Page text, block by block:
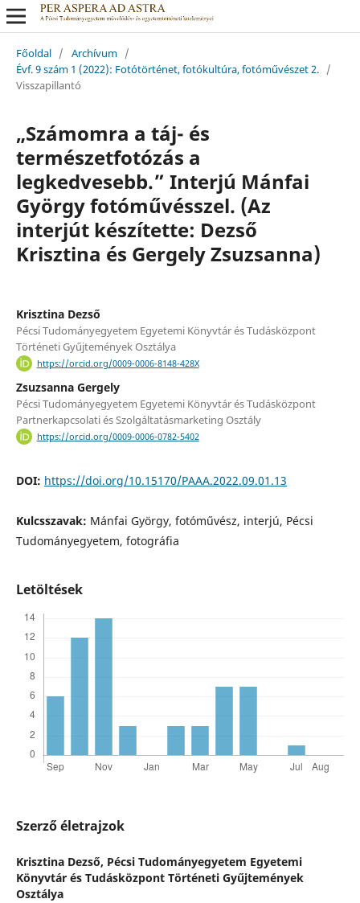
Főoldal / Archívum /
Évf. 9 szám 1 (2022): Fotótörténet, fotókultúra, fotóművészet 2. /
Visszapillantó
„Számomra a táj- és
természetfotózás a
legkedvesebb.” Interjú Mánfai
György fotóművésszel. (Az
interjút készítette: Dezső
Krisztina és Gergely Zsuzsanna)
Krisztina Dezső
Pécsi Tudományegyetem Egyetemi Könyvtár és Tudásközpont
Történeti Gyűjtemények Osztálya
https://orcid.org/0009-0006-8148-428X
Zsuzsanna Gergely
Pécsi Tudományegyetem Egyetemi Könyvtár és Tudásközpont
Partnerkapcsolati és Szolgáltatásmarketing Osztály
https://orcid.org/0009-0006-0782-5402
DOI: https://doi.org/10.15170/PAAA.2022.09.01.13
Kulcsszavak: Mánfai György, fotóművész, interjú, Pécsi
Tudományegyetem, fotográfia
Letöltések
Szerző életrajzok
Krisztina Dezső, Pécsi Tudományegyetem Egyetemi
Könyvtár és Tudásközpont Történeti Gyűjtemények
Osztálya